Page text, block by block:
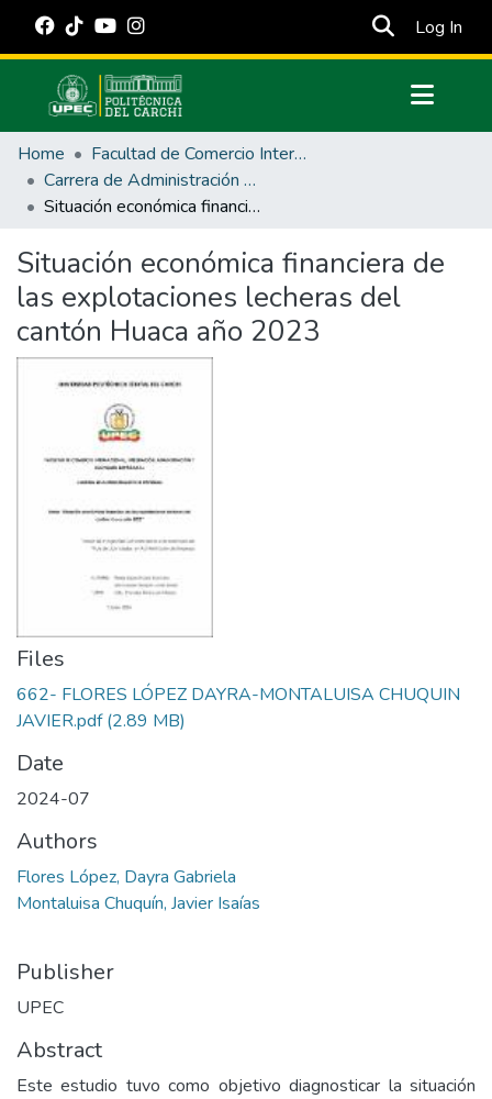
Log In
Communities & Collections
All of DSpace
Statistics
Estadísticas Externas
Manuales
Home
Facultad de Comercio Internacional, Integración, Administración y Economía Empresarial
Carrera de Administración de Empresas y Marketing
Situación económica financiera de las explotaciones lecheras del cantón Huaca año 2023
Situación económica financiera de
las explotaciones lecheras del
cantón Huaca año 2023
Files
662- FLORES LÓPEZ DAYRA-MONTALUISA CHUQUIN
JAVIER.pdf(2.89 MB)
Date
2024-07
Authors
Flores López, Dayra Gabriela
Montaluisa Chuquín, Javier Isaías
Publisher
UPEC
Abstract
Este estudio tuvo como objetivo diagnosticar la situación